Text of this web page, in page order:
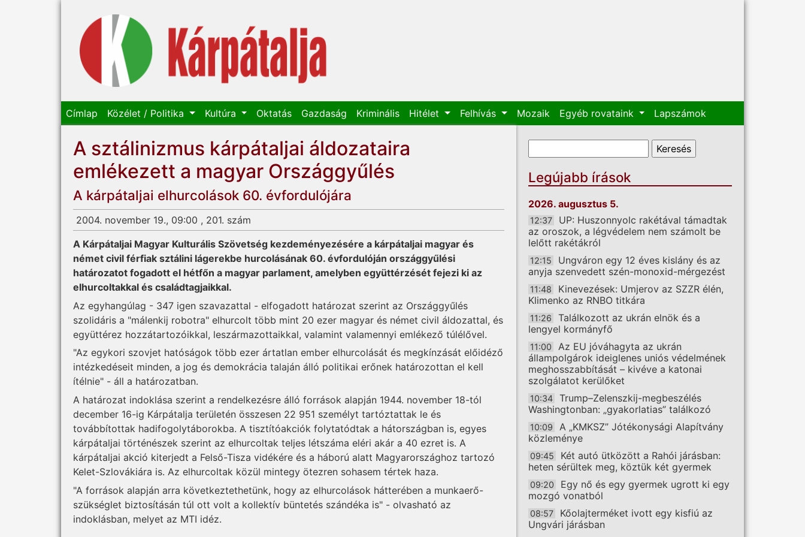
Címlap Közélet / Politika Kultúra Oktatás Gazdaság Kriminális Hitélet Felhívás Mozaik Egyéb rovataink Lapszámok
A sztálinizmus kárpátaljai áldozataira
emlékezett a magyar Országgyűlés
A kárpátaljai elhurcolások 60. évfordulójára
2004. november 19., 09:00 , 201. szám
A Kárpátaljai Magyar Kulturális Szövetség kezdeményezésére a kárpátaljai magyar és
német civil férfiak sztálini lágerekbe hurcolásának 60. évfordulóján országgyűlési
határozatot fogadott el hétfőn a magyar parlament, amelyben együttérzését fejezi ki az
elhurcoltakkal és családtagjaikkal.
Az egyhangúlag - 347 igen szavazattal - elfogadott határozat szerint az Országgyűlés
szolidáris a "málenkij robotra" elhurcolt több mint 20 ezer magyar és német civil áldozattal, és
együttérez hozzátartozóikkal, leszármazottaikkal, valamint valamennyi emlékező túlélővel.
"Az egykori szovjet hatóságok több ezer ártatlan ember elhurcolását és megkínzását előidéző
intézkedéseit minden, a jog és demokrácia talaján álló politikai erőnek határozottan el kell
ítélnie" - áll a határozatban.
A határozat indoklása szerint a rendelkezésre álló források alapján 1944. november 18-tól
december 16-ig Kárpátalja területén összesen 22 951 személyt tartóztattak le és
továbbítottak hadifogolytáborokba. A tisztítóakciók folytatódtak a hátországban is, egyes
kárpátaljai történészek szerint az elhurcoltak teljes létszáma eléri akár a 40 ezret is. A
kárpátaljai akció kiterjedt a Felső-Tisza vidékére és a háború alatt Magyarországhoz tartozó
Kelet-Szlovákiára is. Az elhurcoltak közül mintegy ötezren sohasem tértek haza.
"A források alapján arra következtethetünk, hogy az elhurcolások hátterében a munkaerő-
szükséglet biztosításán túl ott volt a kollektív büntetés szándéka is" - olvasható az
indoklásban, melyet az MTI idéz.
Keresés űrlap
Legújabb írások
2026. augusztus 5.
12:37
UP: Huszonnyolc rakétával támadtak
az oroszok, a légvédelem nem számolt be
lelőtt rakétákról
12:15
Ungváron egy 12 éves kislány és az
anyja szenvedett szén-monoxid-mérgezést
11:48
Kinevezések: Umjerov az SZZR élén,
Klimenko az RNBO titkára
11:26
Találkozott az ukrán elnök és a
lengyel kormányfő
11:00
Az EU jóváhagyta az ukrán
állampolgárok ideiglenes uniós védelmének
meghosszabbítását – kivéve a katonai
szolgálatot kerülőket
10:34
Trump–Zelenszkij-megbeszélés
Washingtonban: „gyakorlatias” találkozó
10:09
A „KMKSZ” Jótékonysági Alapítvány
közleménye
09:45
Két autó ütközött a Rahói járásban:
heten sérültek meg, köztük két gyermek
09:20
Egy nő és egy gyermek ugrott ki egy
mozgó vonatból
08:57
Kőolajterméket ivott egy kisfiú az
Ungvári járásban